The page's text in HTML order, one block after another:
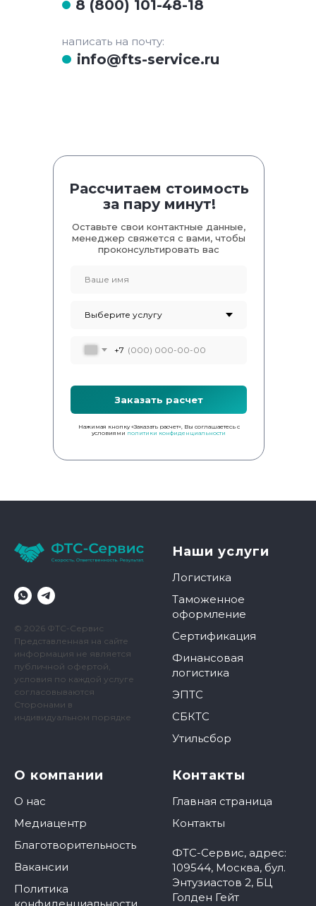
Нажимая кнопку «Заказать расчет», Вы соглашаетесь с
условиями политики конфиденциальности
+7
Заказать расчет
Оставьте свои контактные данные,
менеджер свяжется с вами, чтобы
проконсультировать вас
Рассчитаем стоимость
за пару минут!
info@fts-service.ru
написать на почту:
8 (800) 101-48-18
© 2026 ФТС-Сервис
Представленная на сайте
информация не является
публичной офертой,
условия по каждой услуге
согласовываются
Сторонами в
индивидуальном порядке
Наши услуги
Логистика
Таможенное
оформление
Сертификация
Финансовая
логистика
ЭПТС
СБКТС
Утильсбор
О компании
О нас
Медиацентр
Благотворительность
Вакансии
Политика
Контакты
Главная страница
Контакты
ФТС-Сервис, адрес:
109544, Москва, бул.
Энтузиастов 2, БЦ
Голден Гейт